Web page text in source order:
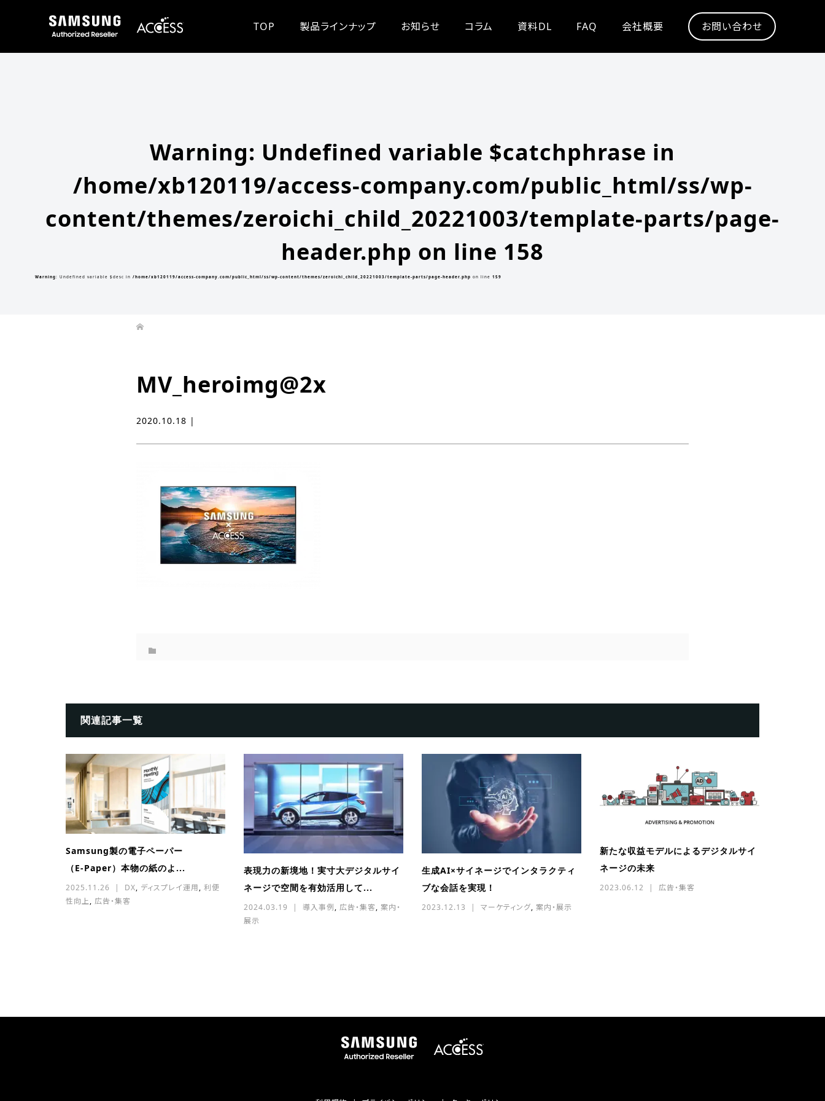
TOP 製品ラインナップ お知らせ コラム 資料DL FAQ 会社概要 お問い合わせ
Warning: Undefined variable $catchphrase in
/home/xb120119/access-company.com/public_html/ss/wp-
content/themes/zeroichi_child_20221003/template-parts/page-
header.php on line 158
Warning: Undefined variable $desc in /home/xb120119/access-company.com/public_html/ss/wp-content/themes/zeroichi_child_20221003/template-parts/page-header.php on line 159
MV_heroimg@2x
2020.10.18 |
関連記事一覧
Samsung製の電子ペーパー
（E‑Paper）本物の紙のよ...
2025.11.26 DX, ディスプレイ運用, 利便
性向上, 広告・集客
表現力の新境地！実寸大デジタルサイ
ネージで空間を有効活用して...
2024.03.19 導入事例, 広告・集客, 案内・
展示
生成AI×サイネージでインタラクティ
ブな会話を実現！
2023.12.13 マーケティング, 案内・展示
新たな収益モデルによるデジタルサイ
ネージの未来
2023.06.12 広告・集客